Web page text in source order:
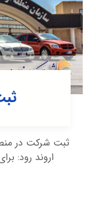
ثبت شرکت در
اروند رود: